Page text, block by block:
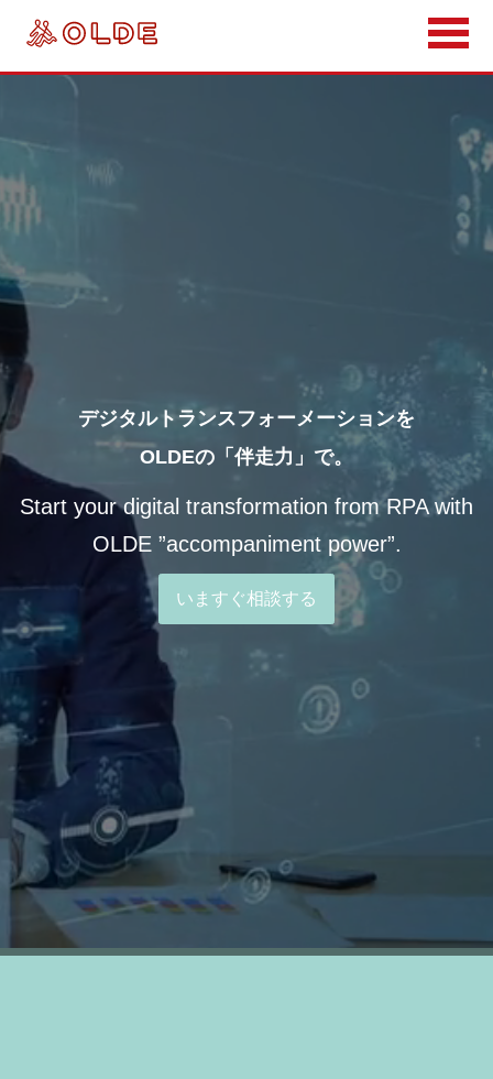
デジタルトランスフォーメーションを
OLDEの「伴走力」で。
Start your digital transformation from RPA with
OLDE ”accompaniment power”.
いますぐ相談する